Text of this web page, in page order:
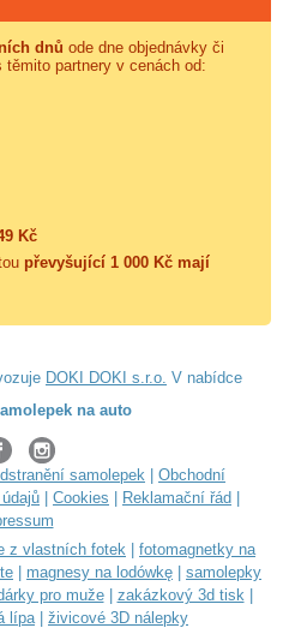
dnů ode dne objednávky či
partnery v cenách od:
Kč
převyšující 1 000 Kč mají
DOKI DOKI s.r.o. V nabídce
na auto
samolepek
Obchodní
Cookies Reklamační řád
z vlastních fotek
fotomagnetky na
magnesy na lodówkę
samolepky
pro muže| zakázkový 3d tisk|
lípa| živicové 3D nálepky